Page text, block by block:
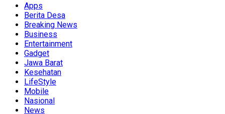
Apps
Berita Desa
Breaking News
Business
Entertainment
Gadget
Jawa Barat
Kesehatan
LifeStyle
Mobile
Nasional
News